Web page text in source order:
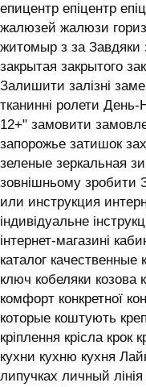
епицентр епіцентр
жалюзей жалюзи
житомыр з за Завдяки
закрытая закрытого
Залишити залізні
тканинні ролети
12+" замовити
запорожье затишок
зеленые зеркальная
зовнішньому зробити
или инструкция
індивідуальне
інтернет-магазині
каталог качественные
ключ кобеляки козова
комфорт конкретної
которые коштують
кріплення крісла
кухни кухню кухня
липучках личный